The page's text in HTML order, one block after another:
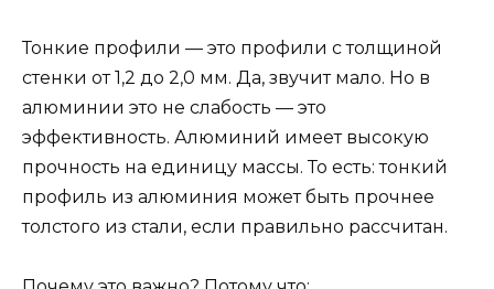
Тонкие профили — это профили с толщиной
стенки от 1,2 до 2,0 мм. Да, звучит мало. Но в
алюминии это не слабость — это
эффективность. Алюминий имеет высокую
прочность на единицу массы. То есть: тонкий
профиль из алюминия может быть прочнее
толстого из стали, если правильно рассчитан.